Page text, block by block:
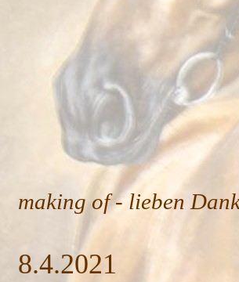
making of - lieben
8.4.2021